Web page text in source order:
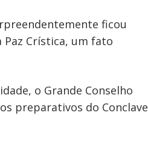
ficou
Paz Crística, um fato
o Grande Conselho
preparativos do Conclave